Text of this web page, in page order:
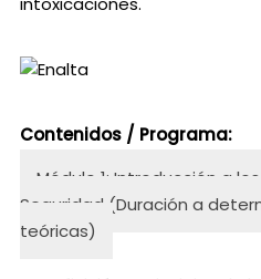
Contenidos / Programa:
Módulo 1: Introducción a
Seguridad (Duración a
teóricas)